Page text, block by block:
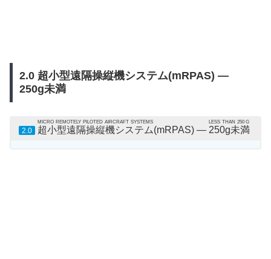
2.0 超小型遠隔操縦機システム(mRPAS) —
250g未満
2.0 超小型遠隔操縦機システム
MICRO REMOTELY PILOTED AIRCRAFT SYSTEMS
(mRPAS) — 250g未満
LESS THAN 250 G